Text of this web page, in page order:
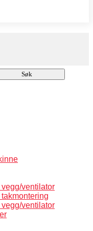
Søk
ventilator
ventilator